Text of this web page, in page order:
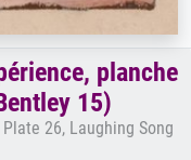
planche
15)
26, Laughing Song